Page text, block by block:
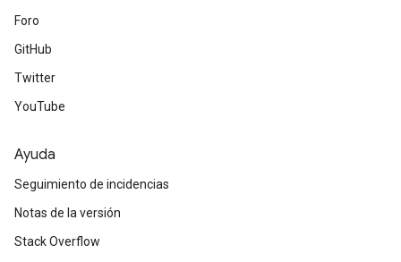
Foro
GitHub
Twitter
YouTube
Ayuda
Seguimiento de incidencias
Notas de la versión
Stack Overflow